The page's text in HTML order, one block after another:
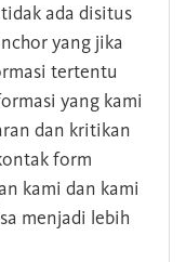
ada disitus
yang jika
tertentu
yang kami
dan kritikan
form
kami dan kami
menjadi lebih